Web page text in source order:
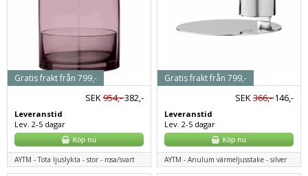
SEK954,-382,-
Leveranstid
Lev. 2-5 dagar
Gratis frakt från 799,-
AYTM - Tota ljuslykta - stor - rosa/svart
SEK366,-146,-
Leveranstid
Lev. 2-5 dagar
Gratis frakt från 799,-
AYTM - Anulum värmeljusstake - silver